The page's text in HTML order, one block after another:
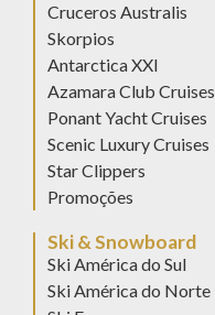
Cruceros Australis
Skorpios
Antarctica XXI
Azamara Club Cruises
Ponant Yacht Cruises
Scenic Luxury Cruises
Star Clippers
Promoções
Ski & Snowboard
Ski América do Sul
Ski América do Norte